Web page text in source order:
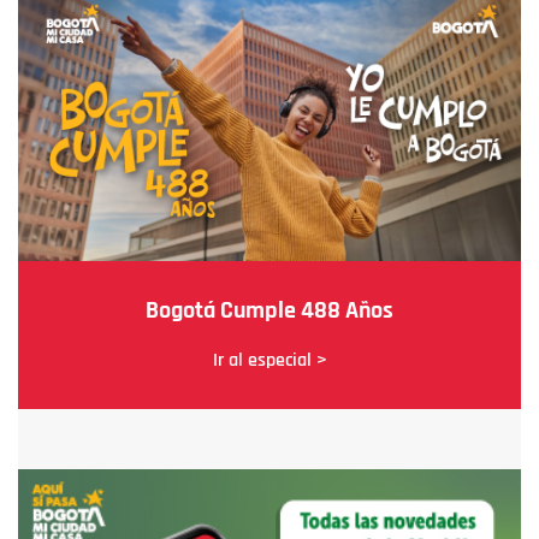
Bogotá Cumple 488 Años
Ir al especial >